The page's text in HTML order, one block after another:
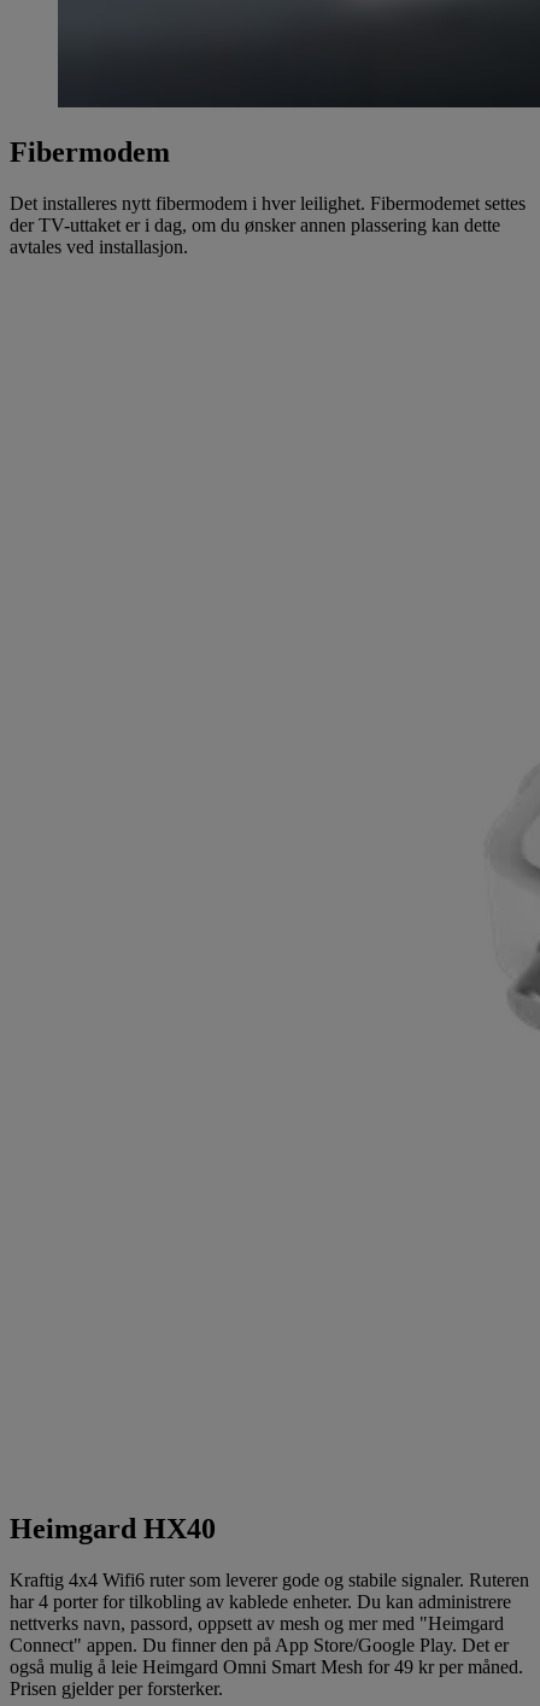
Fibermodem
Det installeres nytt fibermodem i hver leilighet. Fibermodemet settes
der TV-uttaket er i dag, om du ønsker annen plassering kan dette
avtales ved installasjon.
Heimgard HX40
Kraftig 4x4 Wifi6 ruter som leverer gode og stabile signaler. Ruteren
har 4 porter for tilkobling av kablede enheter. Du kan administrere
nettverks navn, passord, oppsett av mesh og mer med "Heimgard
Connect" appen. Du finner den på App Store/Google Play. Det er
også mulig å leie Heimgard Omni Smart Mesh for 49 kr per måned.
Prisen gjelder per forsterker.